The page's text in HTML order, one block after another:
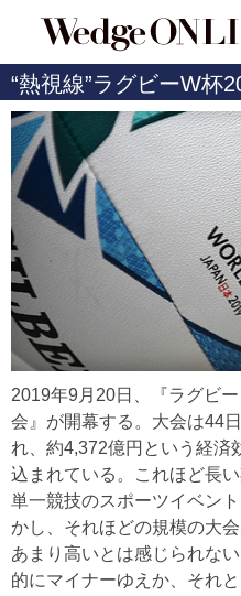
“熱視線”ラグビーW杯
2019年9月20日、『ラグビ
会』が開幕する。大会は44
れ、約4,372億円という経済
込まれている。これほど長
単一競技のスポーツイベン
かし、それほどの規模の大
あまり高いとは感じられな
的にマイナーゆえか、それ